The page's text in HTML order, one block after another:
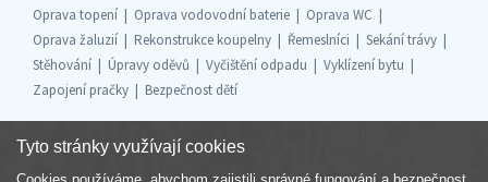
Oprava topení
Oprava vodovodní baterie
Oprava WC
Oprava žaluzií
Rekonstrukce koupelny Řemeslníci
Sekání trávy
Stěhování
Úpravy oděvů Vyčištění odpadu
Vyklízení bytu
Zapojení pračky
Bezpečnost dětí
Tyto stránky využívají cookies